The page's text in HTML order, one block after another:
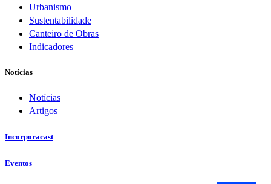
Urbanismo
Sustentabilidade
Canteiro de Obras
Indicadores
Notícias
Notícias
Artigos
Incorporacast
Eventos